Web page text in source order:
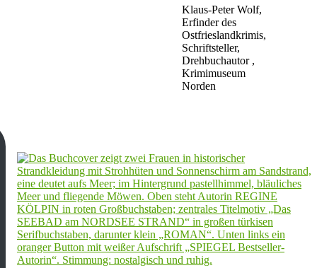
Klaus-Peter Wolf,
Erfinder des
Ostfrieslandkrimis,
Schriftsteller,
Drehbuchautor ,
Krimimuseum
Norden